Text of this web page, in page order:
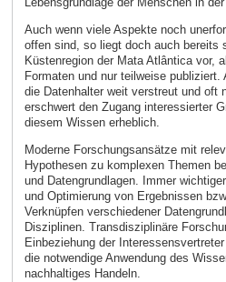
Auch wenn viele Aspekte noch
offen sind, so liegt doch auch bereits
Küstenregion der Mata Atlântica vor,
Formaten und nur teilweise
die Datenhalter weit verstreut und oft
erschwert den Zugang interessierter
diesem Wissen erheblich.
Moderne Forschungsansätze mit
Hypothesen zu komplexen Themen
und Datengrundlagen. Immer
und Optimierung von Ergebnissen
Verknüpfen verschiedener
Disziplinen. Transdisziplinäre
Einbeziehung der
die notwendige Anwendung des
nachhaltiges Handeln.